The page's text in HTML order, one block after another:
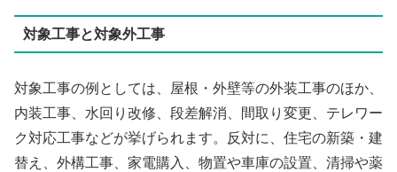
対象工事と対象外工事
対象工事の例としては、屋根・外壁等の外装工事のほか、
内装工事、水回り改修、段差解消、間取り変更、テレワー
ク対応工事などが挙げられます。反対に、住宅の新築・建
替え、外構工事、家電購入、物置や車庫の設置、清掃や薬